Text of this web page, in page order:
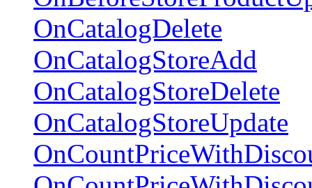
OnCatalogDelete
OnCatalogStoreAdd
OnCatalogStoreDelete
OnCatalogStoreUpdate